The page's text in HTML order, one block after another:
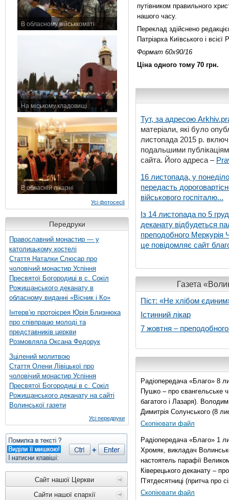
В обласному військкоматі
На міському кладовищі
В обласній лікарні
Усі фотосесії
Передруки
Православний монастир — у
католицькому костелі
Стаття Наталки Слюсар про
чоловічий монастир Успіння
Пресвятої Богородиці в с. Сокіл
Рожищанського деканату в
обласному виданні «Вісник і Ко»
Інтерв’ю протоієрея Юрія Близнюка
про співпрацю молоді та
представників церкви
Розмовляла Оксана Федорук
Зцілений молитвою
Стаття Олени Лівіцької про
чоловічий монастир Успіння
Пресвятої Богородиці в с. Сокіл
Рожищанського деканату на сайті
Волинської газети
Усі передруки
Сайт нашої Церкви
Сайти нашої єпархії
путівником правильного
нашого часу.
Переклад здійснено
Патріарха Київського і
Формат 60х90/16
Ціна одного тому 70 грн.
Тут, за адресою
матеріали, які було
листопада 2015 р.
подальшими
сайта. Його адреса –
16 листопада, у
передасть
військового госпіталю...
Із 14 листопада по 5
деканату відбудеться
преподобного Меркурія
це повідомляє сайт
Газета
Піст: «Не хлібом
Істинний лікар
7 жовтня –
Радіопередача «Благо» 8
Пушко – про євангельське
багатого і Лазаря).
Димитрія Солунського (8
Скопіювати файл
Радіопередача «Благо» 1
Хромяк, викладач
настоятель парафії
Ківерецького деканату –
П’ятдесятниці (притча про
Скопіювати файл